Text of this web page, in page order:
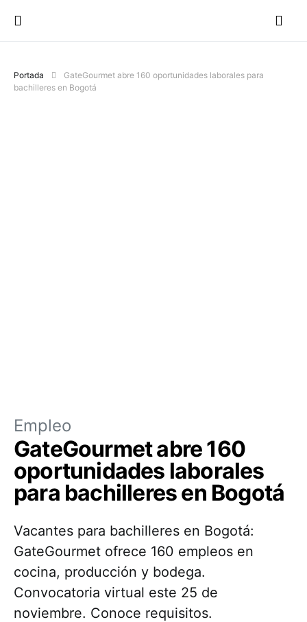
Portada
GateGourmet abre 160 oportunidades laborales para
bachilleres en Bogotá
Empleo
GateGourmet abre 160
oportunidades laborales
para bachilleres en Bogotá
Vacantes para bachilleres en Bogotá:
GateGourmet ofrece 160 empleos en
cocina, producción y bodega.
Convocatoria virtual este 25 de
noviembre. Conoce requisitos.